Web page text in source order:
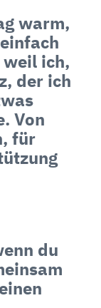
warm,
ich,
der ich
Von
für
du